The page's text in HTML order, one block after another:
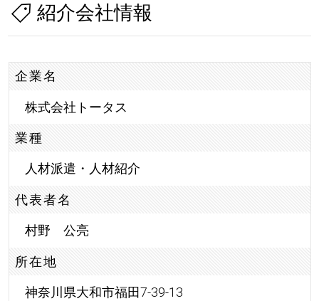
紹介会社情報
企業名
株式会社トータス
業種
人材派遣・人材紹介
代表者名
村野 公亮
所在地
神奈川県大和市福田7-39-13